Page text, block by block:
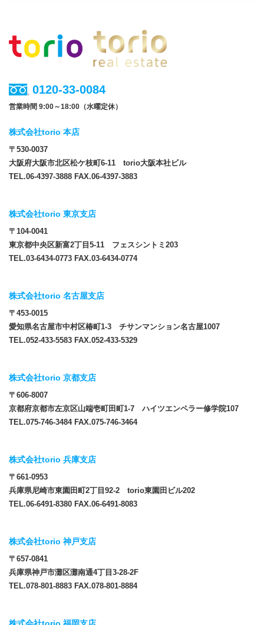
0120-33-0084
営業時間 9:00～18:00（水曜定休）
株式会社torio 本店
〒530-0037
大阪府大阪市北区松ケ枝町6-11 torio大阪本社ビル
TEL.06-4397-3888 FAX.06-4397-3883
株式会社torio 東京支店
〒104-0041
東京都中央区新富2丁目5-11 フェスシントミ203
TEL.03-6434-0773 FAX.03-6434-0774
株式会社torio 名古屋支店
〒453-0015
愛知県名古屋市中村区椿町1-3 チサンマンション名古屋1007
TEL.052-433-5583 FAX.052-433-5329
株式会社torio 京都支店
〒606-8007
京都府京都市左京区山端壱町田町1-7 ハイツエンペラー修学院107
TEL.075-746-3484 FAX.075-746-3464
株式会社torio 兵庫支店
〒661-0953
兵庫県尼崎市東園田町2丁目92-2 torio東園田ビル202
TEL.06-6491-8380 FAX.06-6491-8083
株式会社torio 神戸支店
〒657-0841
兵庫県神戸市灘区灘南通4丁目3-28-2F
TEL.078-801-8883 FAX.078-801-8884
株式会社torio 福岡支店